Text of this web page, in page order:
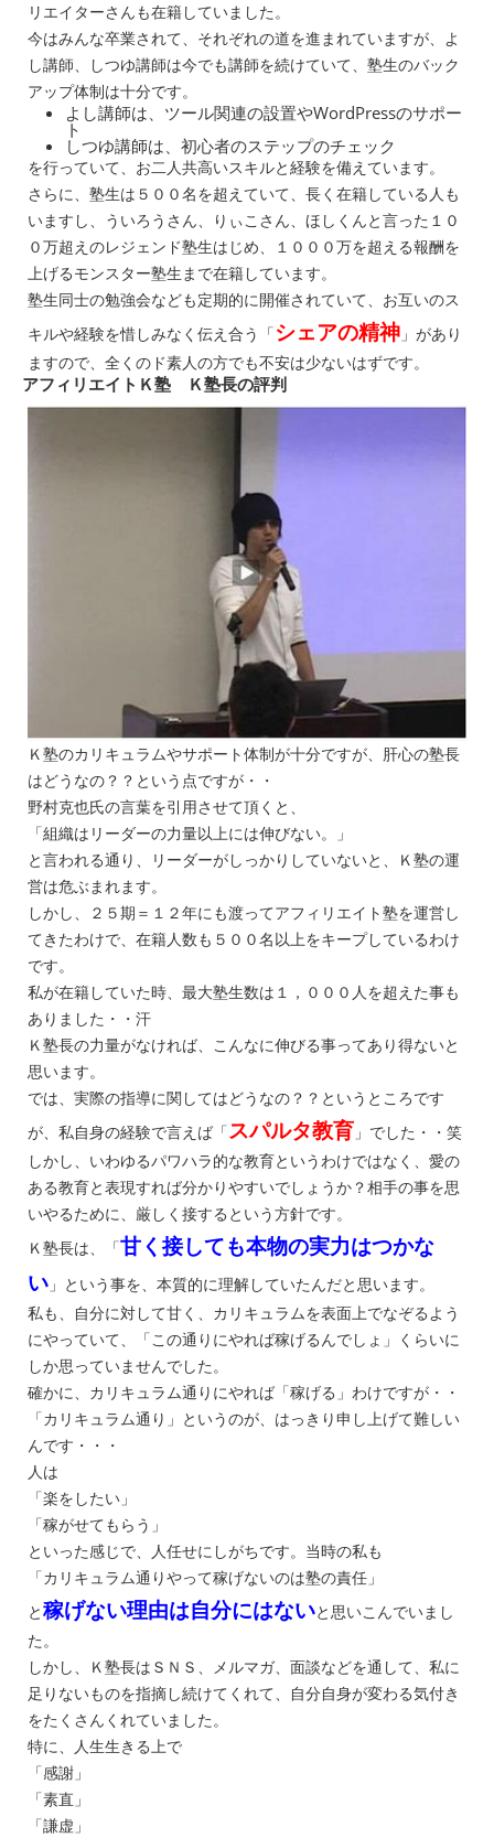
リエイターさんも在籍していました。
今はみんな卒業されて、それぞれの道を進まれていますが、よ
し講師、しつゆ講師は今でも講師を続けていて、塾生のバック
アップ体制は十分です。
よし講師は、ツール関連の設置やWordPressのサポー
ト
しつゆ講師は、初心者のステップのチェック
を行っていて、お二人共高いスキルと経験を備えています。
さらに、塾生は５００名を超えていて、長く在籍している人も
いますし、ういろうさん、りぃこさん、ほしくんと言った１０
０万超えのレジェンド塾生はじめ、１０００万を超える報酬を
上げるモンスター塾生まで在籍しています。
塾生同士の勉強会なども定期的に開催されていて、お互いのス
キルや経験を惜しみなく伝え合う「シェアの精神 」があり
ますので、全くのド素人の方でも不安は少ないはずです。
アフィリエイトＫ塾 Ｋ塾長の評判
Ｋ塾のカリキュラムやサポート体制が十分ですが、肝心の塾長
はどうなの？？という点ですが・・
野村克也氏の言葉を引用させて頂くと、
「組織はリーダーの力量以上には伸びない。」
と言われる通り、リーダーがしっかりしていないと、Ｋ塾の運
営は危ぶまれます。
しかし、２５期＝１２年にも渡ってアフィリエイト塾を運営し
てきたわけで、在籍人数も５００名以上をキープしているわけ
です。
私が在籍していた時、最大塾生数は１，０００人を超えた事も
ありました・・汗
Ｋ塾長の力量がなければ、こんなに伸びる事ってあり得ないと
思います。
では、実際の指導に関してはどうなの？？というところです
が、私自身の経験で言えば「スパルタ教育 」でした・・笑
しかし、いわゆるパワハラ的な教育というわけではなく、愛の
ある教育と表現すれば分かりやすいでしょうか？相手の事を思
いやるために、厳しく接するという方針です。
Ｋ塾長は、「甘く接しても本物の実力はつかな
い 」という事を、本質的に理解していたんだと思います。
私も、自分に対して甘く、カリキュラムを表面上でなぞるよう
にやっていて、「この通りにやれば稼げるんでしょ」くらいに
しか思っていませんでした。
確かに、カリキュラム通りにやれば「稼げる」わけですが・・
「カリキュラム通り」というのが、はっきり申し上げて難しい
んです・・・
人は
「楽をしたい」
「稼がせてもらう」
といった感じで、人任せにしがちです。当時の私も
「カリキュラム通りやって稼げないのは塾の責任」
と稼げない理由は自分にはないと思いこんでいまし
た。
しかし、Ｋ塾長はＳＮＳ、メルマガ、面談などを通して、私に
足りないものを指摘し続けてくれて、自分自身が変わる気付き
をたくさんくれていました。
特に、人生生きる上で
「感謝」
「素直」
「謙虚」